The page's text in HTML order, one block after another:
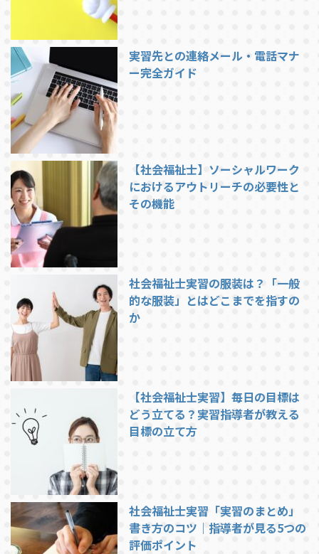
実習先との連絡メール・電話マナ
ー完全ガイド
【社会福祉士】ソーシャルワーク
におけるアウトリーチの必要性と
その機能
社会福祉士実習の服装は？「一般
的な服装」とはどこまでを指すの
か
【社会福祉士実習】毎日の目標は
どう立てる？実習指導者が教える
目標の立て方
社会福祉士実習「実習のまとめ」
書き方のコツ｜指導者が見る5つの
評価ポイント